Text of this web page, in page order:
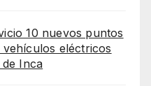
10 nuevos puntos
eléctricos
Inca